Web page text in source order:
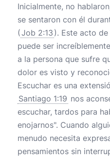
Inicialmente, no
se sentaron con él
(Job 2:13 ). Este acto
puede ser
a la persona que sufre
dolor es visto y
Escuchar es una
Santiago 1:19 nos
escuchar, tardos para
enojarnos". Cuando
menudo necesita
pensamientos sin